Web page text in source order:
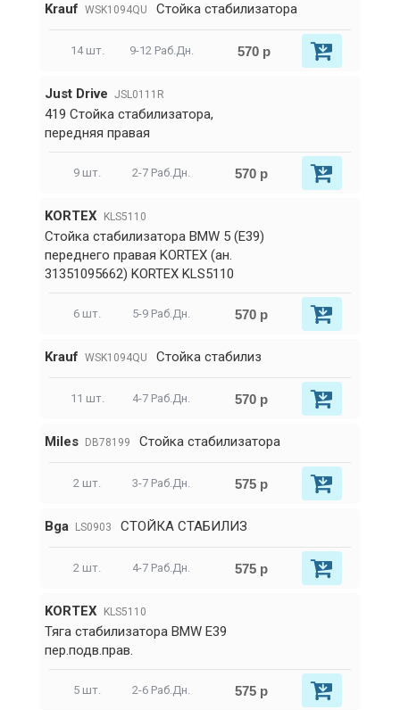
Krauf WSK1094QU Стойка стабилизатора
14 шт. 9-12 Раб.Дн. 570 р
Just Drive JSL0111R
419 Стойка стабилизатора,
передняя правая
9 шт. 2-7 Раб.Дн. 570 р
KORTEX KLS5110
Стойка стабилизатора BMW 5 (E39)
переднего правая KORTEX (ан.
31351095662) KORTEX KLS5110
6 шт. 5-9 Раб.Дн. 570 р
Krauf WSK1094QU Стойка стабилиз
11 шт. 4-7 Раб.Дн. 570 р
Miles DB78199 Стойка стабилизатора
2 шт. 3-7 Раб.Дн. 575 р
Bga LS0903 СТОЙКА СТАБИЛИЗ
2 шт. 4-7 Раб.Дн. 575 р
KORTEX KLS5110
Тяга стабилизатора BMW E39
пер.подв.прав.
5 шт. 2-6 Раб.Дн. 575 р